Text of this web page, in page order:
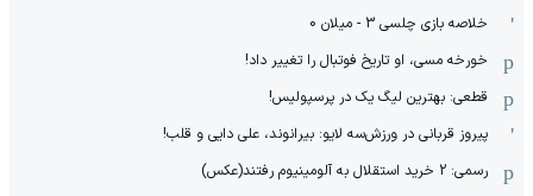
خلاصه بازی چلسی 3 - میلان 0
خورخه مسی، او تاریخ فوتبال را تغییر داد!
قطعی: بهترین لیگ یک در پرسپولیس!
پیروز قربانی در ورزش‌سه لایو: بیرانوند، علی دایی و قلب!
رسمی: 2 خرید استقلال به آلومینیوم رفتند(عکس)